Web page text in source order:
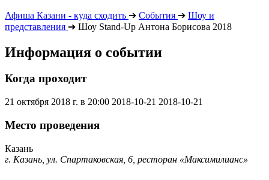
Афиша Казани - куда сходить ➔ События ➔ Шоу и
представления ➔ Шоу Stand-Up Антона Борисова 2018
Информация о событии
Когда проходит
21 октября 2018 г. в 20:00 2018-10-21 2018-10-21
Место проведения
Казань
г. Казань, ул. Спартаковская, 6, ресторан «Максимилианс»